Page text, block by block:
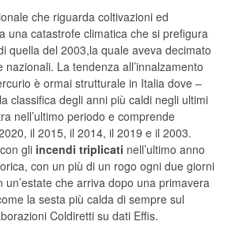
che riguarda coltivazioni ed
una catastrofe climatica che si prefigura
quella del 2003,la quale aveva decimato
nazionali. La tendenza all’innalzamento
è ormai strutturale in Italia dove –
classifica degli anni più caldi negli ultimi
nell’ultimo periodo e comprende
il 2015, il 2014, il 2019 e il 2003.
gli incendi triplicati nell’ultimo anno
con un più di un rogo ogni due giorni
un’estate che arriva dopo una primavera
la sesta più calda di sempre sul
Coldiretti su dati Effis.